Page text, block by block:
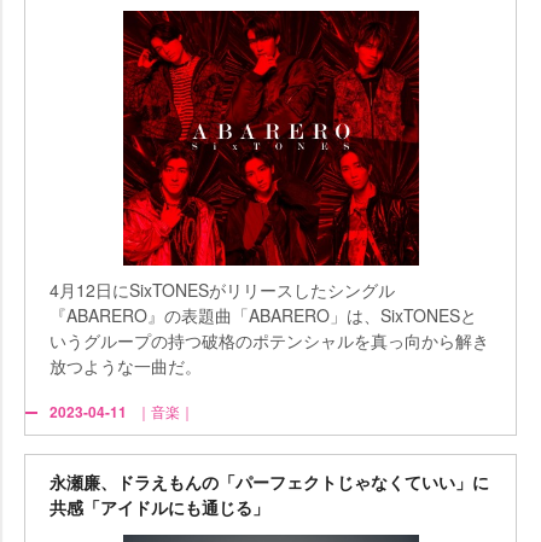
4月12日にSixTONESがリリースしたシングル
『ABARERO』の表題曲「ABARERO」は、SixTONESと
いうグループの持つ破格のポテンシャルを真っ向から解き
放つような一曲だ。
2023-04-11 ｜音楽｜
永瀬廉、ドラえもんの「パーフェクトじゃなくていい」に
共感「アイドルにも通じる」